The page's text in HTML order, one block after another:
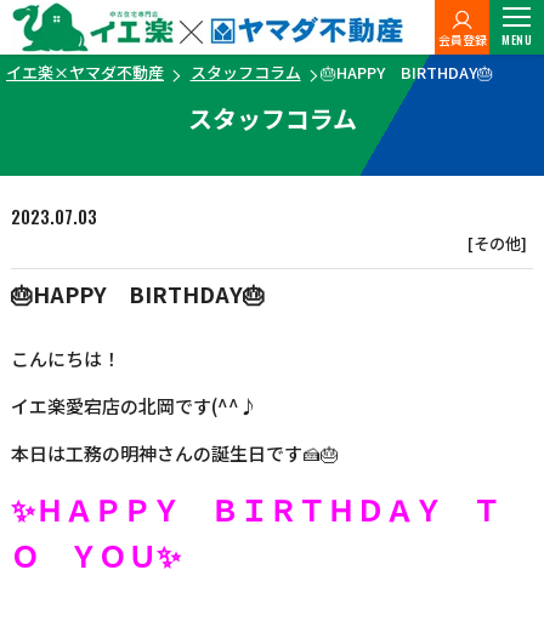
会員登録 MENU
イエ楽×ヤマダ不動産 スタッフコラム 🎂HAPPY BIRTHDAY🎂
スタッフコラム
2023.07.03
[その他]
🎂HAPPY BIRTHDAY🎂
こんにちは！
イエ楽愛宕店の北岡です(^^♪
本日は工務の明神さんの誕生日です🍰🎂
✨ＨＡＰＰＹ ＢＩＲＴＨＤＡＹ Ｔ
Ｏ ＹＯＵ✨